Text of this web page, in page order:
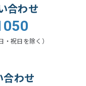
合わせ
祝日を除く）
わせ